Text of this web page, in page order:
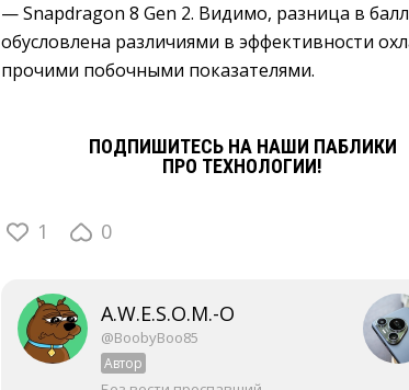
— Snapdragon 8 Gen 2. Видимо, разница в
обусловлена различиями в эффективности
прочими побочными показателями.
ПОДПИШИТЕСЬ НА НАШИ ПАБЛИКИ
ПРО ТЕХНОЛОГИИ!
1 0
A.W.E.S.O.M.-O
@BoobyBoo85
Автор